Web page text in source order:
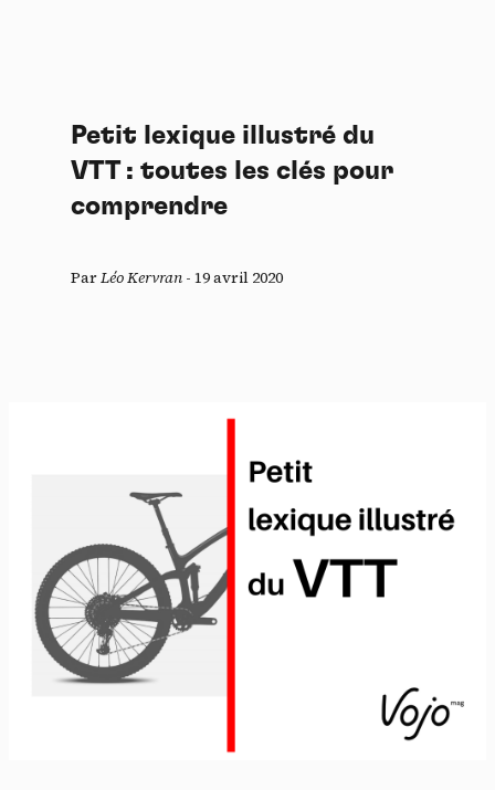
Petit lexique illustré du
VTT : toutes les clés pour
comprendre
ParLéo Kervran - 19 avril 2020